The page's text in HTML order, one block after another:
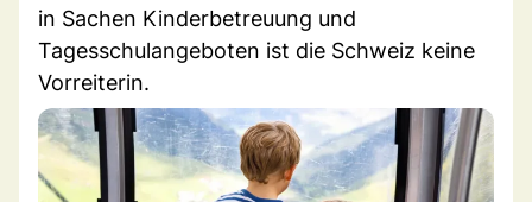
in Sachen Kinderbetreuung und
Tagesschulangeboten ist die Schweiz keine
Vorreiterin.